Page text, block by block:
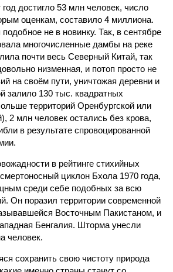
достигло 53 млн человек, число
оценкам, составило 4 миллиона.
не в новинку. Так, в сентябре
многочисленные дамбы на реке
почти весь Северный Китай, так
низменная, и потоп просто не
на своём пути, уничтожая деревни и
залило 130 тыс. квадратных
территорий Оренбургской или
2 млн человек остались без крова,
в результате спровоцированной
в рейтинге стихийных
циклон Бхола 1970 года,
среди себе подобных за всю
Он поразил территории современной
Восточным Пакистаном, и
Бенгалия. Шторма унесли
человек.
сохранить свою чистоту природа